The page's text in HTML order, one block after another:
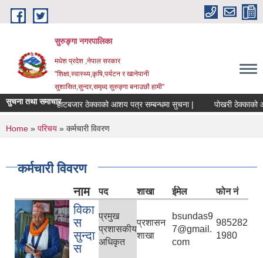
Skip to main content
सुरुङ्‍गा नगरपालिका
मधेश प्रदेश ,नेपाल सरकार
"शिक्षा,स्वास्थ्य,कृषि,पर्यटन र खानेपानी
सुशासित,सुन्दर,समृध्द सुरुङ्गा बनाउछौ हामी"
सुचना तथा समाचारहाटबजार ठेक्काको आशय पत्र सम्बन्धमा सुचना | पोखरी ठेक्काको
You are here
Home » परिचय » कर्मचारी विवरण
कर्मचारी विवरण
नाम पद शाखा ईमेल फोन नं
विका
स
सुन्दा
स
प्रमुख
प्रशासकीय
अधिकृत
प्रशासन
शाखा
bsundas9
7@gmail.
com
985282
1980